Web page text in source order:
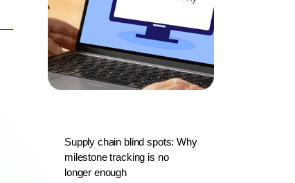
Supply chain blind spots: Why
milestone tracking is no
longer enough